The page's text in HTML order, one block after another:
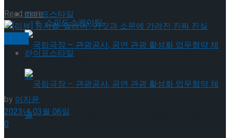
라이프스타일
국립극장 – 관광공사, 공연 관광 활성화 업무협
스피드스케이팅
라이프스타일
Read moreDetails
[리뷰] 뮤지컬 ‘일라이’, 거짓과 소문에 가려진 진짜
by이지윤
2023년 03월 06일
0